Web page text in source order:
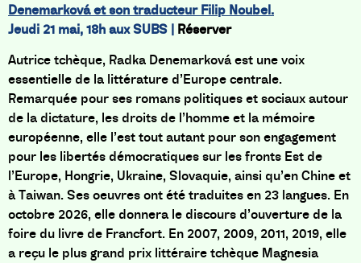
Denemarková et son traducteur Filip Noubel.
Jeudi 21 mai, 18h aux SUBS | Réserver
Autrice tchèque, Radka Denemarková est une voix
essentielle de la littérature d’Europe centrale.
Remarquée pour ses romans politiques et sociaux autour
de la dictature, les droits de l’homme et la mémoire
européenne, elle l’est tout autant pour son engagement
pour les libertés démocratiques sur les fronts Est de
l’Europe, Hongrie, Ukraine, Slovaquie, ainsi qu’en Chine et
à Taiwan. Ses oeuvres ont été traduites en 23 langues. En
octobre 2026, elle donnera le discours d’ouverture de la
foire du livre de Francfort. En 2007, 2009, 2011, 2019, elle
a reçu le plus grand prix littéraire tchèque Magnesia